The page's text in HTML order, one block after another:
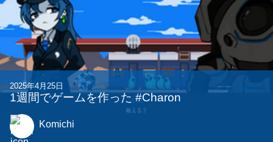
2025年4月25日
1週間でゲームを作った #Charon
Komichi